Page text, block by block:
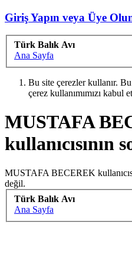
Giriş Yapın veya Üye
Türk Balık Avı
Ana Sayfa
Bu site çerezler kullanır.
çerez kullanımımızı kabul
MUSTAFA
kullanıcısının
MUSTAFA BECEREK
değil.
Türk Balık Avı
Ana Sayfa